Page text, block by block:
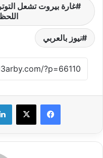
غارة بيروت تشعل
نيوز بالعربي